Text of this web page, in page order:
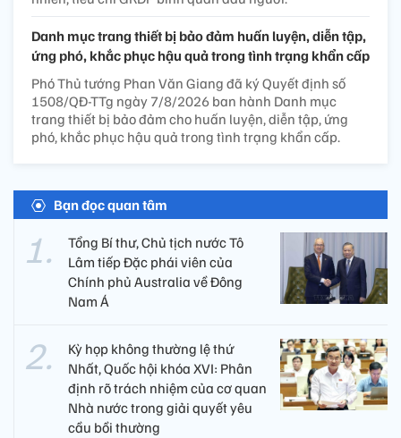
Danh mục trang thiết bị bảo đảm huấn luyện, diễn tập,
ứng phó, khắc phục hậu quả trong tình trạng khẩn cấp
Phó Thủ tướng Phan Văn Giang đã ký Quyết định số
1508/QĐ-TTg ngày 7/8/2026 ban hành Danh mục
trang thiết bị bảo đảm cho huấn luyện, diễn tập, ứng
phó, khắc phục hậu quả trong tình trạng khẩn cấp.
Bạn đọc quan tâm
Tổng Bí thư, Chủ tịch nước Tô
Lâm tiếp Đặc phái viên của
Chính phủ Australia về Đông
Nam Á
Kỳ họp không thường lệ thứ
Nhất, Quốc hội khóa XVI: Phân
định rõ trách nhiệm của cơ quan
Nhà nước trong giải quyết yêu
cầu bồi thường